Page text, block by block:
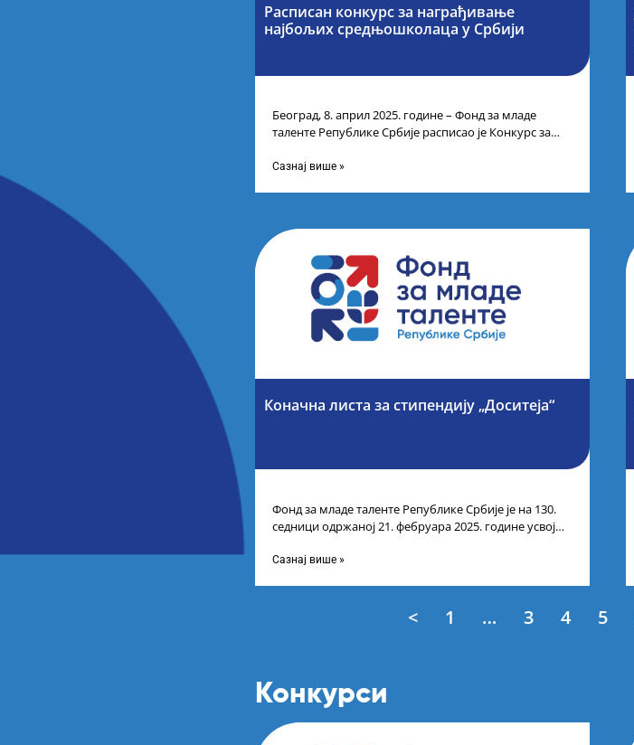
Расписан конкурс за награђивање
најбољих средњошколаца у Србији
Београд, 8. април 2025. године – Фонд за младе
таленте Републике Србије расписао је Конкурс за
Сазнај више »
Коначна листа за стипендију „Доситеја“
Фонд за младе таленте Републике Србије је на 130.
седници одржаној 21. фебруара 2025. године усвојио
Сазнај више »
< 1 … 3 4 5
Конкурси